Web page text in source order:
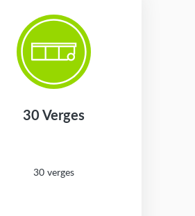
30 Verges
30 verges